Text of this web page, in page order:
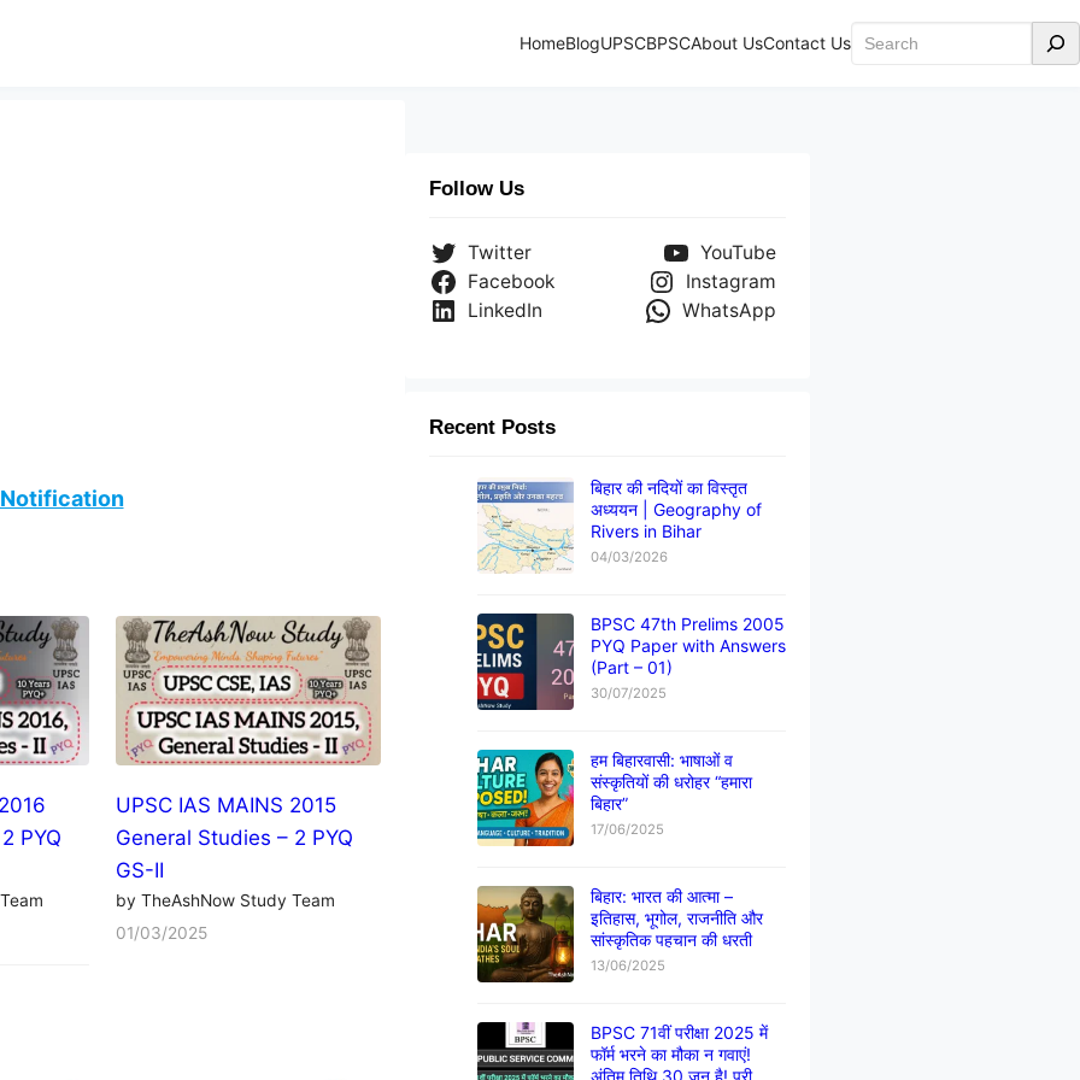
HomeBlogUPSCBPSCAbout UsContact UsSearch
PYQ
UPSC IAS MAINS 2015
General Studies – 2 PYQ
GS-II
by TheAshNow Study Team
01/03/2025
Follow Us
Twitter
YouTube
Facebook
Instagram
LinkedIn
WhatsApp
Recent Posts
बिहार की नदियों का विस्तृत
अध्ययन | Geography of
Rivers in Bihar
04/03/2026
BPSC 47th Prelims 2005
PYQ Paper with Answers
(Part – 01)
30/07/2025
हम बिहारवासी: भाषाओं व
संस्कृतियों की धरोहर “हमारा
बिहार”
17/06/2025
बिहार: भारत की आत्मा –
इतिहास, भूगोल, राजनीति और
सांस्कृतिक पहचान की धरती
13/06/2025
BPSC 71वीं परीक्षा 2025 में
फॉर्म भरने का मौका न गवाएं!